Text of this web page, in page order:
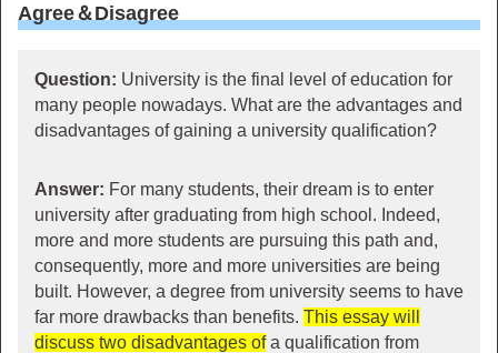
Agree＆Disagree
Question: University is the final level of education for
many people nowadays. What are the advantages and
disadvantages of gaining a university qualification?
Answer: For many students, their dream is to enter
university after graduating from high school. Indeed,
more and more students are pursuing this path and,
consequently, more and more universities are being
built. However, a degree from university seems to have
far more drawbacks than benefits. This essay will
discuss two disadvantages ofa qualification from